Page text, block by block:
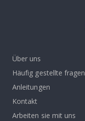
Über uns
Häufig gestellte fragen
Anleitungen
Kontakt
Arbeiten sie mit uns